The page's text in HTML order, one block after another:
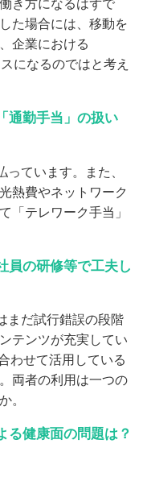
た場合には、移動を
企業における
になるのではと考え
通勤手当」の扱い
ています。また、
熱費やネットワーク
「テレワーク手当」
員の研修等で工夫し
まだ試行錯誤の段階
テンツが充実してい
わせて活用している
両者の利用は一つの
。
る健康面の問題は？